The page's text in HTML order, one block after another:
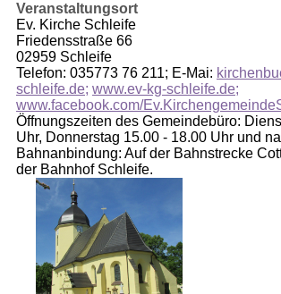
Veranstaltungsort
Ev. Kirche Schleife
Friedensstraße 66
02959 Schleife
Telefon: 035773 76 211; E-Mai:
schleife.de; www.ev-kg-schleife.de;
www.facebook.com/
Öffnungszeiten des Gemeindebüro:
Uhr, Donnerstag 15.00 - 18.00 Uhr und
Bahnanbindung: Auf der Bahnstrecke
der Bahnhof Schleife.